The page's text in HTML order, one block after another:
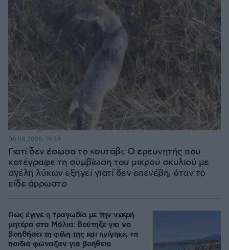
Γιατί δεν έσωσα το κουτάβι: Ο ερευνητής που
κατέγραφε τη συμβίωση του μικρού σκυλιού με
αγέλη λύκων εξηγεί γιατί δεν επενέβη, όταν το
είδε άρρωστο
06.08.2026, 19:34
Πώς έγινε η τραγωδία με την νεκρή
μητέρα στα Μάλια: Βούτηξε για να
βοηθήσει τη φίλη της και πνίγηκε, τα
παιδιά φώναζαν για βοήθεια